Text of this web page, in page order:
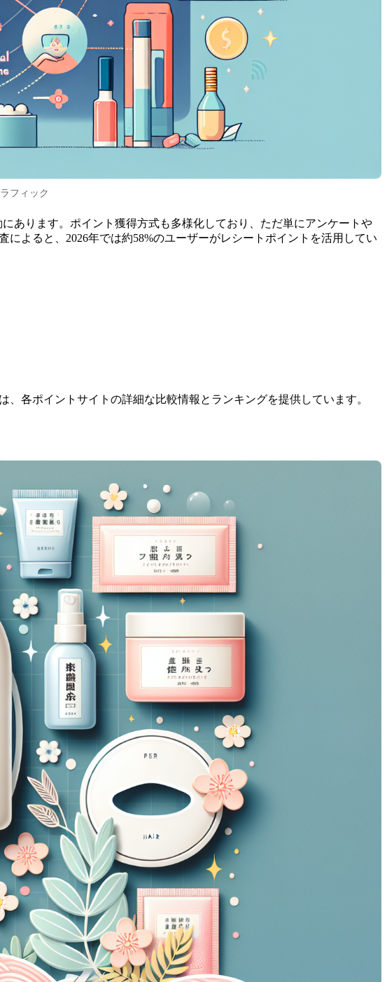
フィック
あります。ポイント獲得方式も多様化しており、ただ単にアンケートや
よると、2026年では約58%のユーザーがレシートポイントを活用してい
各ポイントサイトの詳細な比較情報とランキングを提供しています。